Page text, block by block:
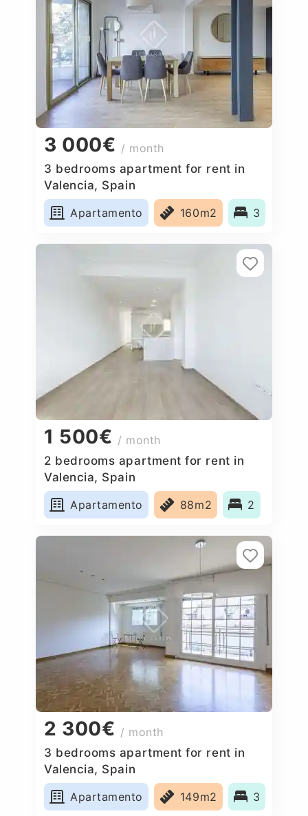
3 000€ / month
3 bedrooms apartment for rent in
Valencia, Spain
Apartamento
160m2 3
1 500€ / month
2 bedrooms apartment for rent in
Valencia, Spain
Apartamento
88m2 2
2 300€ / month
3 bedrooms apartment for rent in
Valencia, Spain
Apartamento
149m2 3